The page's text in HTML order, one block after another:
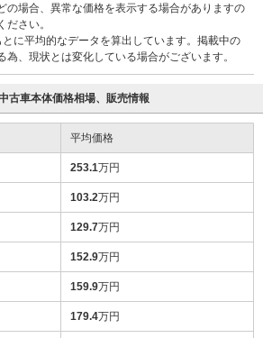
場合、異常な価格を表示する場合がありますの
さい。
に平均的なデータを算出しています。掲載中の
為、現状とは変化している場合がございます。
古車本体価格相場、販売情報
平均価格
253.1万円
103.2万円
129.7万円
152.9万円
159.9万円
179.4万円